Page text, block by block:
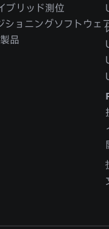
ブリッド測位
ショニングソフトウェ
品